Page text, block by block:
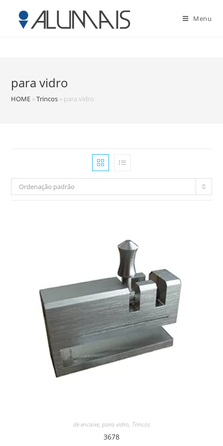
Menu
para vidro
HOME »Trincos » para vidro
Ordenação padrão
de encaixe, para vidro, Trincos
3678